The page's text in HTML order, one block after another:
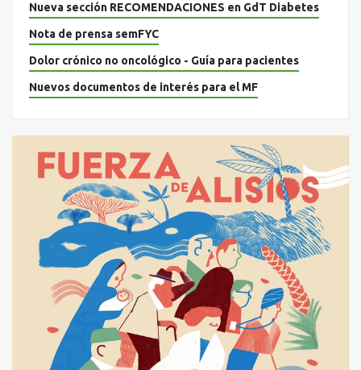
Nueva sección RECOMENDACIONES en GdT Diabetes
Nota de prensa semFYC
Dolor crónico no oncológico - Guía para pacientes
Nuevos documentos de interés para el MF